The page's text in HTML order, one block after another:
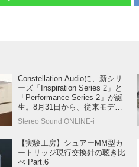
Constellation Audioに、新シリ
ーズ「Inspiration Series 2」と
「Performance Series 2」が誕
生。8月31日から、従来モデル
の価格改定も行う
Stereo Sound ONLINE-i
【実験工房】シュアーMM型カ
ートリッジ現行交換針の聴き比
べ Part.6